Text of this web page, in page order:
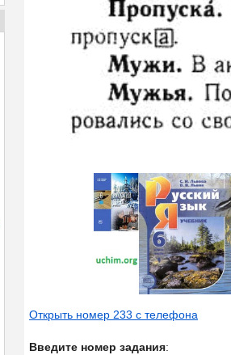
Открыть номер 233 с телефона
Введите номер задания: